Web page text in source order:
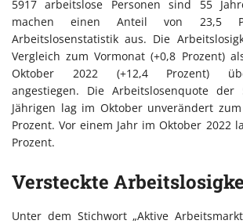
5917 arbeitslose Personen sind 55
machen einen Anteil von 23,5
Arbeitslosenstatistik aus. Die
Vergleich zum Vormonat (+0,8 Prozent)
Oktober 2022 (+12,4 Prozent)
angestiegen. Die Arbeitslosenquote
Jährigen lag im Oktober unverändert
Prozent. Vor einem Jahr im Oktober 2022
Prozent.
Versteckte
Unter dem Stichwort „Aktive